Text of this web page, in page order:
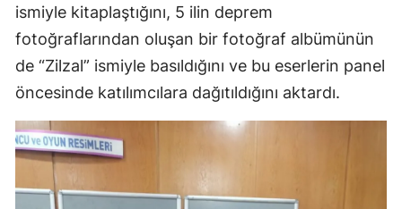
ismiyle kitaplaştığını, 5 ilin deprem
fotoğraflarından oluşan bir fotoğraf albümünün
de “Zilzal” ismiyle basıldığını ve bu eserlerin panel
öncesinde katılımcılara dağıtıldığını aktardı.